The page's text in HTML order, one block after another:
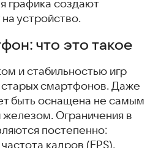
— Киберэволюция: Начало
викингов
Война
— Судный день: Последние
Афина: Кровные близнецы
графика создают
устройство.
что это такое
и стабильностью игр
старых смартфонов. Даже
быть оснащена не самым
Ограничения в
постепенно:
кадров (FPS),